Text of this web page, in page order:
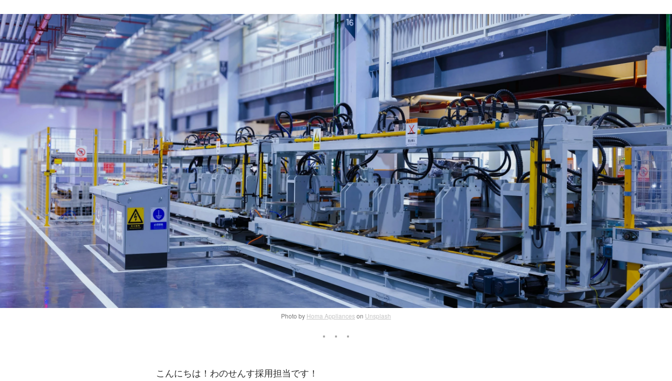
Photo by Homa Appliances on Unsplash
こんにちは！わのせんす採用担当です！